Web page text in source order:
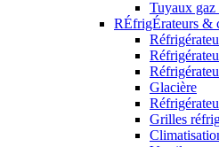
Tuyaux gaz
RÉfrigÉrateurs &
Glacière
Grilles